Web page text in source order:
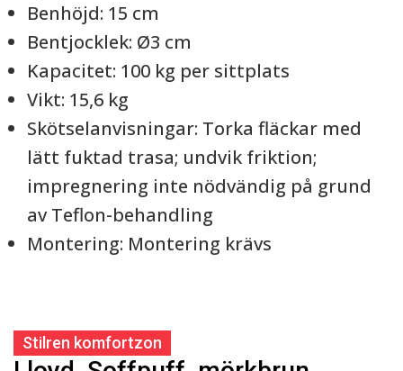
Benhöjd: 15 cm
Bentjocklek: Ø3 cm
Kapacitet: 100 kg per sittplats
Vikt: 15,6 kg
Skötselanvisningar: Torka fläckar med
lätt fuktad trasa; undvik friktion;
impregnering inte nödvändig på grund
av Teflon-behandling
Montering: Montering krävs
Stilren komfortzon